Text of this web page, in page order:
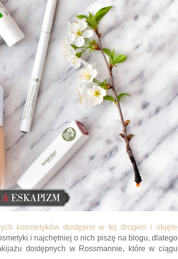
kosmetyków dostępne w tej drogerii i objęte
i najchętniej o nich piszę na blogu, dlatego
dostępnych w Rossmannie, które w ciągu